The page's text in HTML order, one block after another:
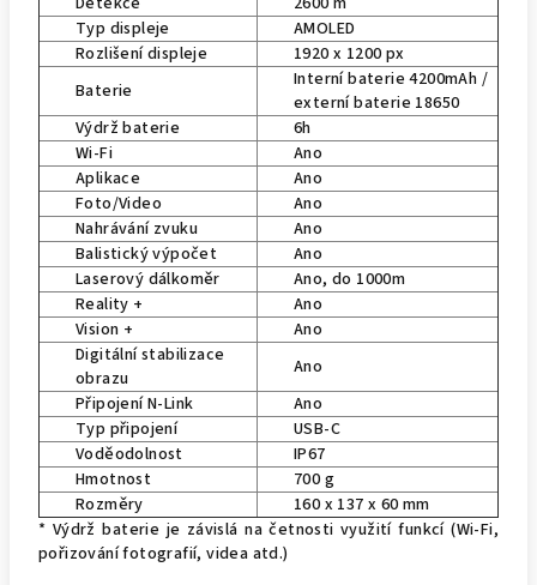
Typ displeje
AMOLED
Rozlišení displeje
1920 x 1200 px
Baterie
Interní baterie 4200mAh /
externí baterie 18650
Výdrž baterie
6h
Wi-Fi
Ano
Aplikace
Ano
Foto/Video
Ano
Nahrávání zvuku
Ano
Balistický výpočet
Ano
Laserový dálkoměr
Ano, do 1000m
Reality +
Ano
Vision +
Ano
Digitální stabilizace
obrazu
Ano
Připojení N-Link
Ano
Typ připojení
USB-C
Voděodolnost
IP67
Hmotnost
700 g
Rozměry
160 x 137 x 60 mm
* Výdrž baterie je závislá na četnosti využití funkcí (Wi-Fi,
pořizování fotografií, videa atd.)